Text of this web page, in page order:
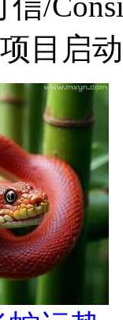
目启